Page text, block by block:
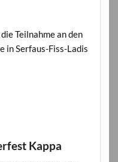
Teilnahme an den
in Serfaus-Fiss-Ladis
Kappa